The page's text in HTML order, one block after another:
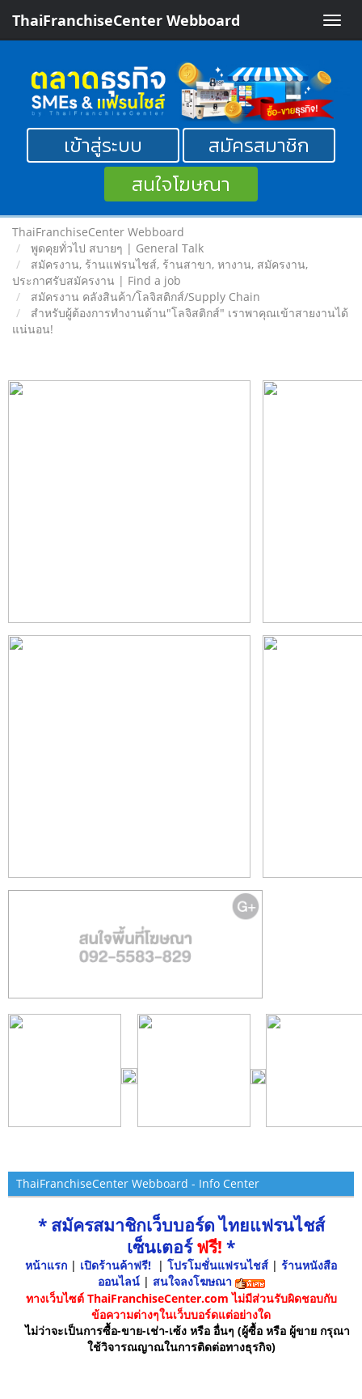
Toggle
ThaiFranchiseCenter Webboard
เข้าสู่ระบบ
สมัครสมาชิก
สนใจโฆษณา
ThaiFranchiseCenter Webboard
พูดคุยทั่วไป สบายๆ | General Talk
สมัครงาน, ร้านแฟรนไชส์, ร้านสาขา, หางาน, สมัครงาน,
ประกาศรับสมัครงาน | Find a job
สมัครงาน คลังสินค้า/โลจิสติกส์/Supply Chain
สำหรับผู้ต้องการทำงานด้าน"โลจิสติกส์" เราพาคุณเข้าสายงานได้
แน่นอน!
ThaiFranchiseCenter Webboard - Info Center
* สมัครสมาชิกเว็บบอร์ด ไทยแฟรนไชส์
เซ็นเตอร์ฟรี! *
หน้าแรก | เปิดร้านค้าฟรี! | โปรโมชั่นแฟรนไชส์ | ร้านหนังสือ
ออนไลน์ | สนใจลงโฆษณา
ทางเว็บไซต์ ThaiFranchiseCenter.com ไม่มีส่วนรับผิดชอบกับ
ข้อความต่างๆในเว็บบอร์ดแต่อย่างใด
ไม่ว่าจะเป็นการซื้อ-ขาย-เช่า-เซ้ง หรือ อื่นๆ (ผู้ซื้อ หรือ ผู้ขาย กรุณา
ใช้วิจารณญาณในการติดต่อทางธุรกิจ)